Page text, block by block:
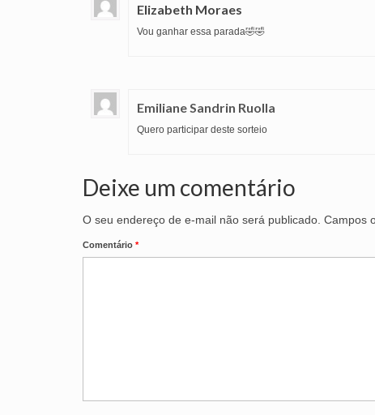
Elizabeth Moraes
Vou ganhar essa parada🤣🤣
Emiliane Sandrin Ruolla
Quero participar deste sorteio
Deixe um comentário
O seu endereço de e-mail não será publicado. Campos
Comentário *